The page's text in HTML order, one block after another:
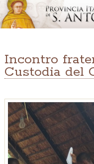
Incontro
Custodia del